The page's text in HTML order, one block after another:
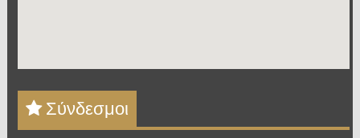
Σύνδεσμοι